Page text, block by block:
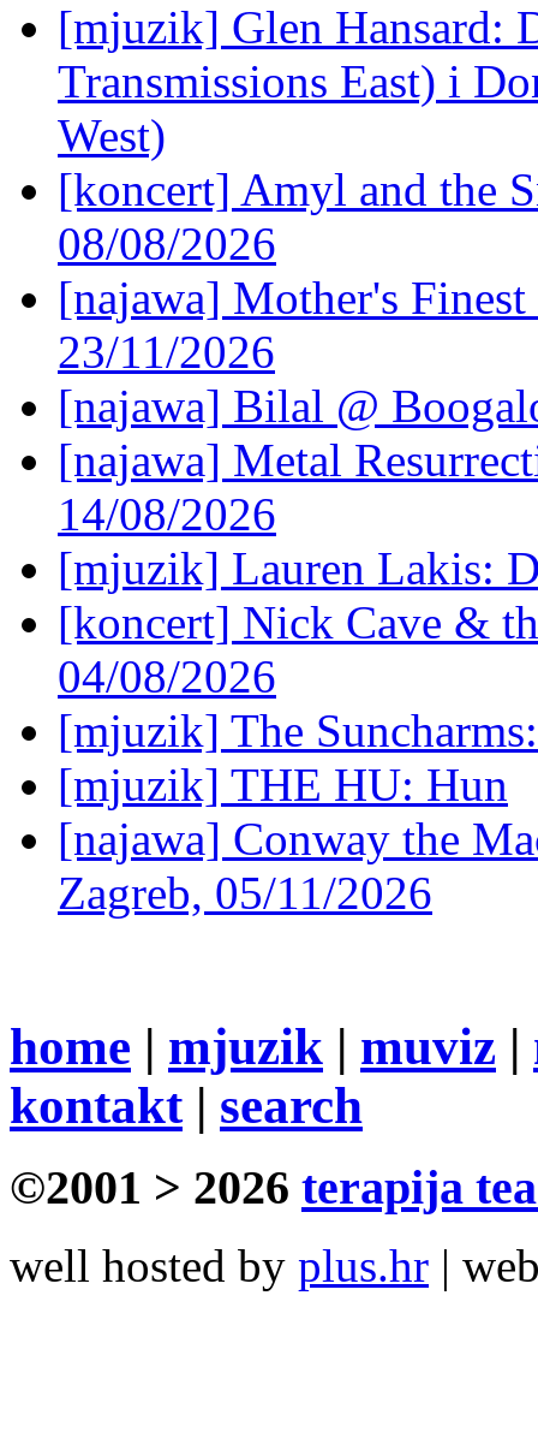
[mjuzik] Glen Hansard:
Transmissions East) i
West)
[koncert] Amyl and the
08/08/2026
[najawa] Mother's
23/11/2026
[najawa] Bilal @
[najawa] Metal
14/08/2026
[mjuzik] Lauren Lakis:
[koncert] Nick Cave &
04/08/2026
[mjuzik] The
[mjuzik] THE HU: Hun
[najawa] Conway the
Zagreb, 05/11/2026
home | mjuzik | muviz |
kontakt| search
©2001 > 2026 terapija
well hosted by plus.hr |